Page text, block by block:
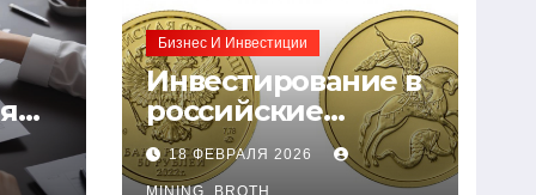
Бизнес И Инвестиции
Инвестирование в
российские
золотые монеты:
подробное
18 ФЕВРАЛЯ 2026
MINING_BROTH